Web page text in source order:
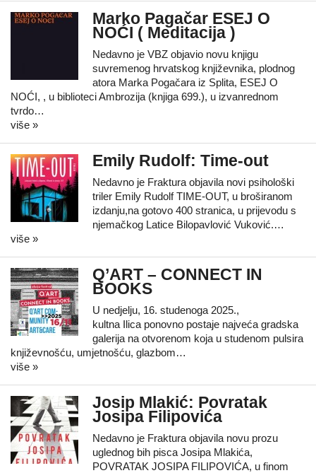
Marko Pagačar ESEJ O
NOĆI ( Meditacija )
Nedavno je VBZ objavio novu knjigu
suvremenog hrvatskog književnika, plodnog
atora Marka Pogačara iz Splita, ESEJ O
NOĆI, , u biblioteci Ambrozija (knjiga 699.), u izvanrednom
tvrdo…
više »
Emily Rudolf: Time-out
Nedavno je Fraktura objavila novi psihološki
triler Emily Rudolf TIME-OUT, u broširanom
izdanju,na gotovo 400 stranica, u prijevodu s
njemačkog Latice Bilopavlović Vuković.…
više »
Q’ART – CONNECT IN
BOOKS
U nedjelju, 16. studenoga 2025.,
kultna Ilica ponovno postaje najveća gradska
galerija na otvorenom koja u studenom pulsira
književnošću, umjetnošću, glazbom…
više »
Josip Mlakić: Povratak
Josipa Filipovića
Nedavno je Fraktura objavila novu prozu
uglednog bih pisca Josipa Mlakića,
POVRATAK JOSIPA FILIPOVIĆA, u finom